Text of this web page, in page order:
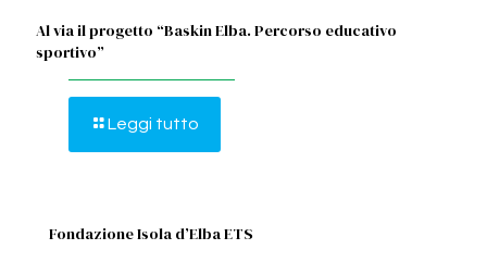
Al via il progetto “Baskin Elba. Percorso educativo
sportivo”
Leggi tutto
Fondazione Isola d’Elba ETS